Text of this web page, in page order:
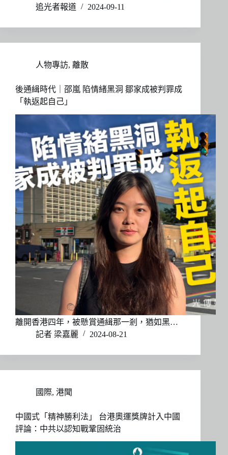
追光者報道
2024-09-11
人物專訪, 離散
後通緝時代｜邵嵐 陷情緒黑洞 鄒家成被判罪成
「執返起自己」
離開香港四年，被懸賞通緝那一剎，猶如黑…
記者 梁嘉麗
2024-08-21
國際, 港聞
中國式「精神勝利法」 台港奧運獎牌計入中國
評論：中共以認知戰鞏固統治